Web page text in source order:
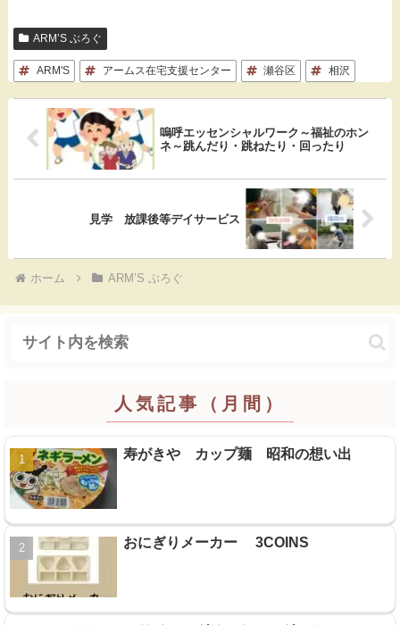
c
e
o
o
e
a
k e
ARM’S ぶろぐ
ARM'S アームス在宅支援センター 瀬谷区 相沢
嗚呼エッセンシャルワーク～福祉のホン
ネ～跳んだり・跳ねたり・回ったり
見学 放課後等デイサービス
ホーム ARM’S ぶろぐ
人気記事（月間）
寿がきや カップ麺 昭和の想い出
おにぎりメーカー 3COINS